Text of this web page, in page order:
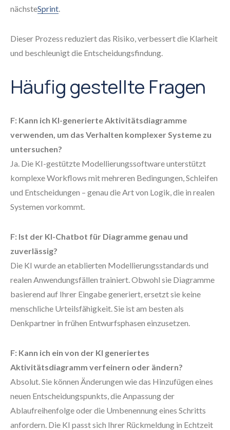
nächsteSprint.
Dieser Prozess reduziert das Risiko, verbessert die Klarheit
und beschleunigt die Entscheidungsfindung.
Häufig gestellte Fragen
F: Kann ich KI-generierte Aktivitätsdiagramme
verwenden, um das Verhalten komplexer Systeme zu
untersuchen?
Ja. Die KI-gestützte Modellierungssoftware unterstützt
komplexe Workflows mit mehreren Bedingungen, Schleifen
und Entscheidungen – genau die Art von Logik, die in realen
Systemen vorkommt.
F: Ist der KI-Chatbot für Diagramme genau und
zuverlässig?
Die KI wurde an etablierten Modellierungsstandards und
realen Anwendungsfällen trainiert. Obwohl sie Diagramme
basierend auf Ihrer Eingabe generiert, ersetzt sie keine
menschliche Urteilsfähigkeit. Sie ist am besten als
Denkpartner in frühen Entwurfsphasen einzusetzen.
F: Kann ich ein von der KI generiertes
Aktivitätsdiagramm verfeinern oder ändern?
Absolut. Sie können Änderungen wie das Hinzufügen eines
neuen Entscheidungspunkts, die Anpassung der
Ablaufreihenfolge oder die Umbenennung eines Schritts
anfordern. Die KI passt sich Ihrer Rückmeldung in Echtzeit